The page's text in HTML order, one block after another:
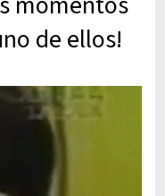
de ellos!